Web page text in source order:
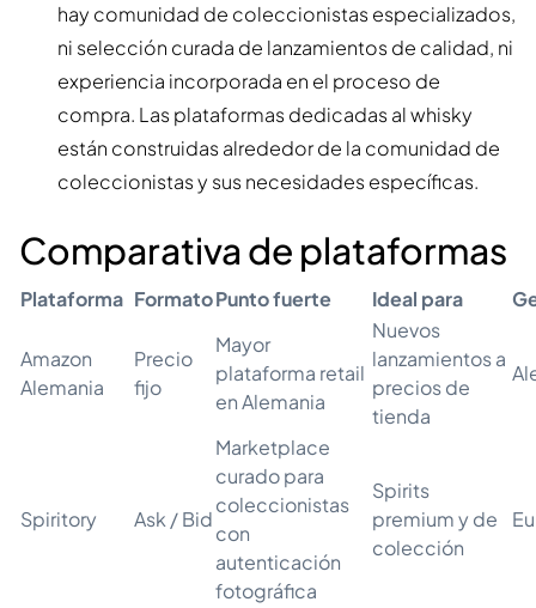
hay comunidad de coleccionistas especializados,
ni selección curada de lanzamientos de calidad, ni
experiencia incorporada en el proceso de
compra. Las plataformas dedicadas al whisky
están construidas alrededor de la comunidad de
coleccionistas y sus necesidades específicas.
Comparativa de plataformas
Plataforma FormatoPunto fuerte Ideal para
Amazon
Alemania
Precio
fijo
Mayor
plataforma retail
en Alemania
Nuevos
lanzamientos a
precios de
tienda
Spiritory Ask / Bid
Marketplace
curado para
coleccionistas
con
autenticación
fotográfica
Spirits
premium y de
colección